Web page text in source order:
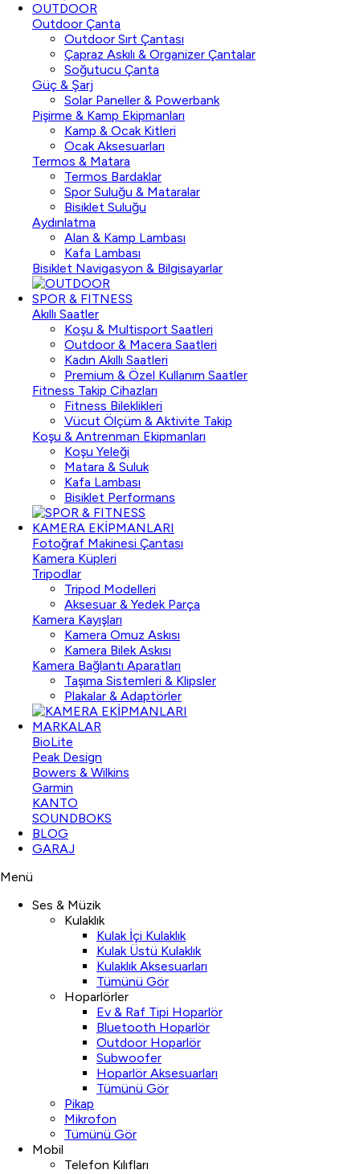
OUTDOOR
Outdoor Çanta
Outdoor Sırt Çantası
Çapraz Askılı & Organizer Çantalar
Soğutucu Çanta
Güç & Şarj
Solar Paneller & Powerbank
Pişirme & Kamp Ekipmanları
Kamp & Ocak Kitleri
Ocak Aksesuarları
Termos & Matara
Termos Bardaklar
Spor Suluğu & Mataralar
Bisiklet Suluğu
Aydınlatma
Alan & Kamp Lambası
Kafa Lambası
Bisiklet Navigasyon & Bilgisayarlar
SPOR & FITNESS
Akıllı Saatler
Koşu & Multisport Saatleri
Outdoor & Macera Saatleri
Kadın Akıllı Saatleri
Premium & Özel Kullanım Saatler
Fitness Takip Cihazları
Fitness Bileklikleri
Vücut Ölçüm & Aktivite Takip
Koşu & Antrenman Ekipmanları
Koşu Yeleği
Matara & Suluk
Kafa Lambası
Bisiklet Performans
KAMERA EKİPMANLARI
Fotoğraf Makinesi Çantası
Kamera Küpleri
Tripodlar
Tripod Modelleri
Aksesuar & Yedek Parça
Kamera Kayışları
Kamera Omuz Askısı
Kamera Bilek Askısı
Kamera Bağlantı Aparatları
Taşıma Sistemleri & Klipsler
Plakalar & Adaptörler
MARKALAR
BioLite
Peak Design
Bowers & Wilkins
Garmin
KANTO
SOUNDBOKS
BLOG
GARAJ
Menü
Ses & Müzik
Kulaklık
Kulak İçi Kulaklık
Kulak Üstü Kulaklık
Kulaklık Aksesuarları
Tümünü Gör
Hoparlörler
Ev & Raf Tipi Hoparlör
Bluetooth Hoparlör
Outdoor Hoparlör
Subwoofer
Hoparlör Aksesuarları
Tümünü Gör
Pikap
Mikrofon
Tümünü Gör
Mobil
Telefon Kılıfları